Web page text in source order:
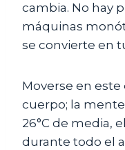
cambia. No hay
máquinas
se convierte en
Moverse en este
cuerpo; la
26°C de media,
durante todo el